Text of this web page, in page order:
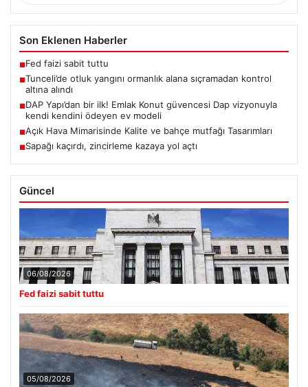
Son Eklenen Haberler
■Fed faizi sabit tuttu
■Tunceli’de otluk yangını ormanlık alana sıçramadan kontrol
altına alındı
■DAP Yapı’dan bir ilk! Emlak Konut güvencesi Dap vizyonuyla
kendi kendini ödeyen ev modeli
■Açık Hava Mimarisinde Kalite ve bahçe mutfağı Tasarımları
■Sapağı kaçırdı, zincirleme kazaya yol açtı
Güncel
06/08/2026
Fed faizi sabit tuttu
05/08/2026